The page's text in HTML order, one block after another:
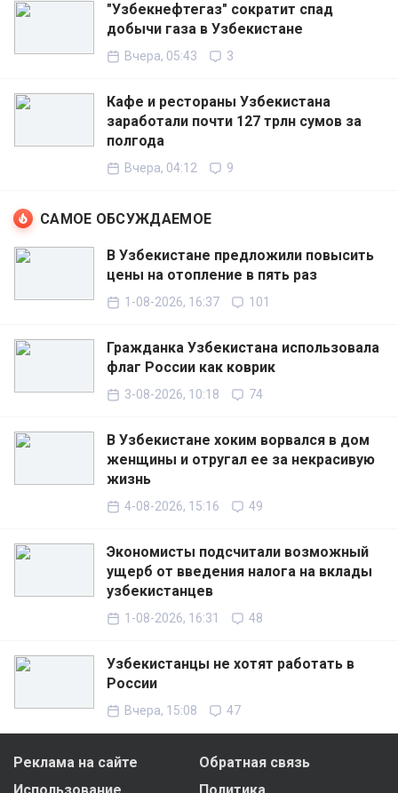
"Узбекнефтегаз" сократит спад
добычи газа в Узбекистане
Вчера, 05:43 3
Кафе и рестораны Узбекистана
заработали почти 127 трлн сумов за
полгода
Вчера, 04:12 9
САМОЕ ОБСУЖДАЕМОЕ
В Узбекистане предложили повысить
цены на отопление в пять раз
1-08-2026, 16:37 101
Гражданка Узбекистана использовала
флаг России как коврик
3-08-2026, 10:18 74
В Узбекистане хоким ворвался в дом
женщины и отругал ее за некрасивую
жизнь
4-08-2026, 15:16 49
Экономисты подсчитали возможный
ущерб от введения налога на вклады
узбекистанцев
1-08-2026, 16:31 48
Узбекистанцы не хотят работать в
России
Вчера, 15:08 47
Реклама на сайте
Обратная связь